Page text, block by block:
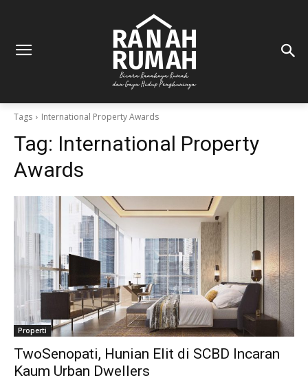
Tags International Property Awards
Tag: International Property
Awards
Properti
TwoSenopati, Hunian Elit di SCBD Incaran
Kaum Urban Dwellers